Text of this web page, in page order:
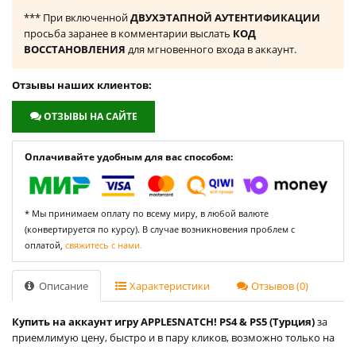
*** При включеннойДВУХЭТАПНОЙ АУТЕНТИФИКАЦИИ
просьба заранее в комментарии выслать КОД
ВОССТАНОВЛЕНИЯ для мгновенного входа в аккаунт.
Отзывы наших клиентов:
ОТЗЫВЫ НА САЙТЕ
Оплачивайте удобным для вас способом:
* Мы принимаем оплату по всему миру, в любой валюте
(конвертируется по курсу). В случае возникновения проблем с
оплатой, свяжитесь с нами.
Описание Характеристики Отзывов (0)
Купить на аккаунт игру APPLESNATCH! PS4 & PS5 (Турция)за
приемлимую цену, быстро и в пару кликов, возможно только на